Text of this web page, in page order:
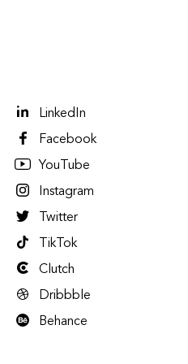
LinkedIn
Facebook
YouTube
Instagram
Twitter
TikTok
Clutch
Dribbble
Behance